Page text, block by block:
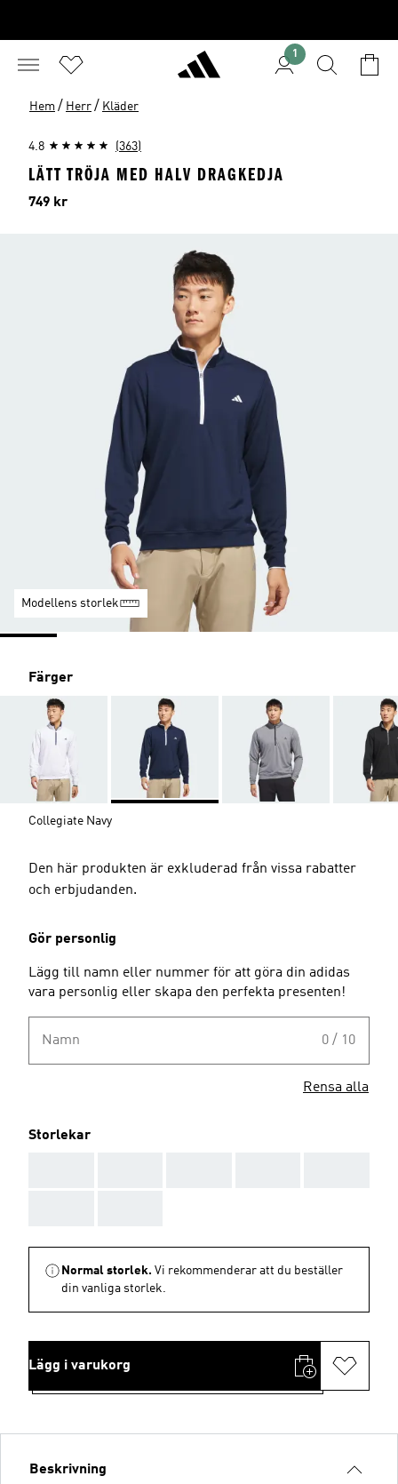
1
Hem / Herr / Kläder
4.8 (363)
LÄTT TRÖJA MED HALV DRAGKEDJA
Pris
749 kr
Modellens storlek
Färger
Collegiate Navy
Den här produkten är exkluderad från vissa rabatter
och erbjudanden.
Gör personlig
Lägg till namn eller nummer för att göra din adidas
vara personlig eller skapa den perfekta presenten!
Namn 0 / 10
Rensa alla
Storlekar
Normal storlek. Vi rekommenderar att du beställer
din vanliga storlek.
Lägg i varukorg
Beskrivning